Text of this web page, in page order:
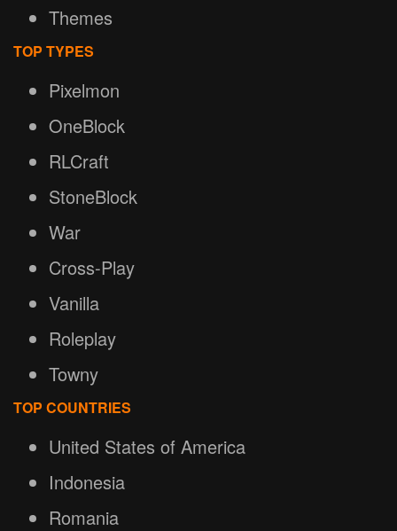
Themes
TOP TYPES
Pixelmon
OneBlock
RLCraft
StoneBlock
War
Cross-Play
Vanilla
Roleplay
Towny
TOP COUNTRIES
United States of America
Indonesia
Romania